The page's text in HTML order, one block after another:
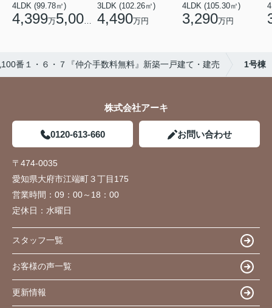
4LDK (99.78㎡)
4,399万5,000 円
3LDK (102.26㎡)
4,490万円
4LDK (105.30㎡)
3,290万円
番１・６・７『仲介手数料無料』新築一戸建て・建売 1号棟
株式会社アーキ
0120-613-660 お問い合わせ
〒474-0035
愛知県大府市江端町３丁目175
営業時間： 09：00～18：00
定休日： 水曜日
スタッフ一覧
お客様の声一覧
更新情報